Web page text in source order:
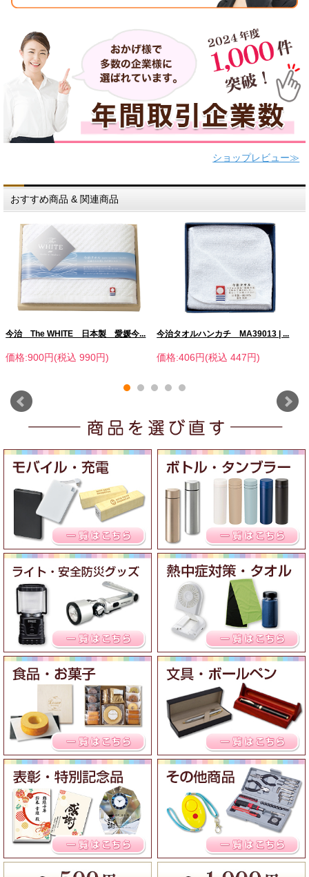
ショップレビュー≫
おすすめ商品 & 関連商品
今治 The WHITE 日本製 愛媛今...
価格:900円(税込 990円)
今治タオルハンカチ MA39013 | ...
価格:406円(税込 447円)